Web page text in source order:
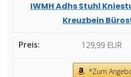
IWMH Adhs Stuhl
Kreuzbein
129,99 EUR
*Zum